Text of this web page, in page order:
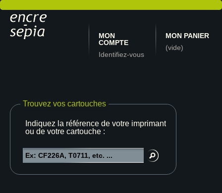
MON
COMPTE
Identifiez-vous
MON PANIER
(vide)
Trouvez vos cartouches
Indiquez la référence de votre imprimante
ou de votre cartouche :